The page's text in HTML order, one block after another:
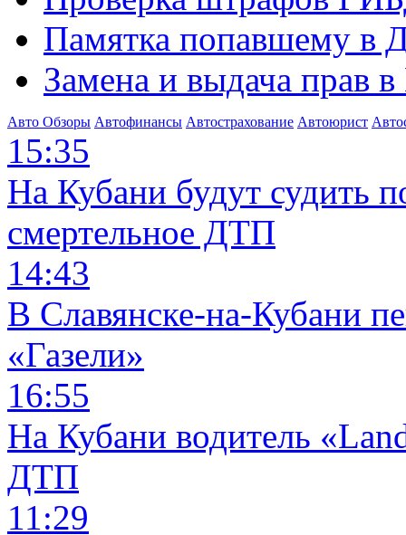
Памятка попавшему в
Замена и выдача прав
Авто Обзоры Автофинансы Автострахование Автоюрист
15:35
На Кубани будут судить
смертельное ДТП
14:43
В Славянске-на-Кубани
«Газели»
16:55
На Кубани водитель
ДТП
11:29